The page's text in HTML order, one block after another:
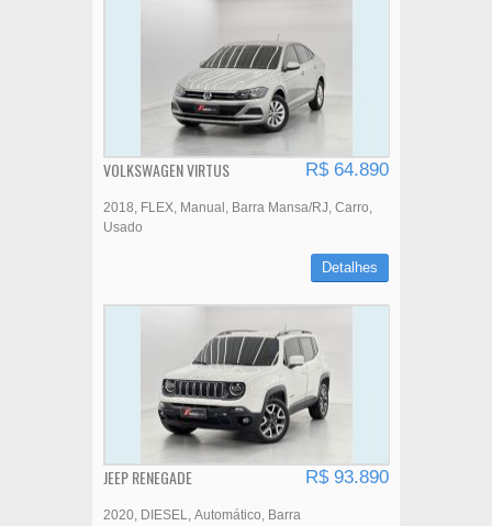
VOLKSWAGEN VIRTUS R$ 64.890
2018 FLEX Manual Barra Mansa/RJ Carro
Usado
Detalhes
JEEP RENEGADE R$ 93.890
2020 DIESEL Automático
Barra